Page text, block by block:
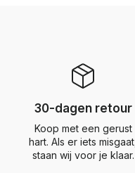
30-dagen retour
Koop met een gerust
hart. Als er iets misgaat,
staan wij voor je klaar.